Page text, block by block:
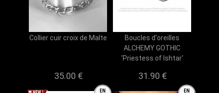
Collier cuir croix de Malte
35.00 €
Boucles d'oreilles
ALCHEMY GOTHIC
'Priestess of Ishtar'
31.90 €